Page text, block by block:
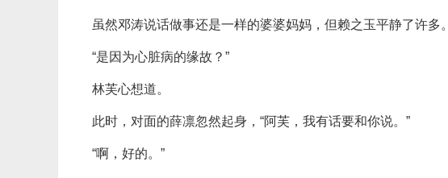
虽然邓涛说话做事还是一样的婆婆妈妈，但赖之玉平静了许多。
“是因为心脏病的缘故？”
林芙心想道。
此时，对面的薛凛忽然起身，“阿芙，我有话要和你说。”
“啊，好的。”